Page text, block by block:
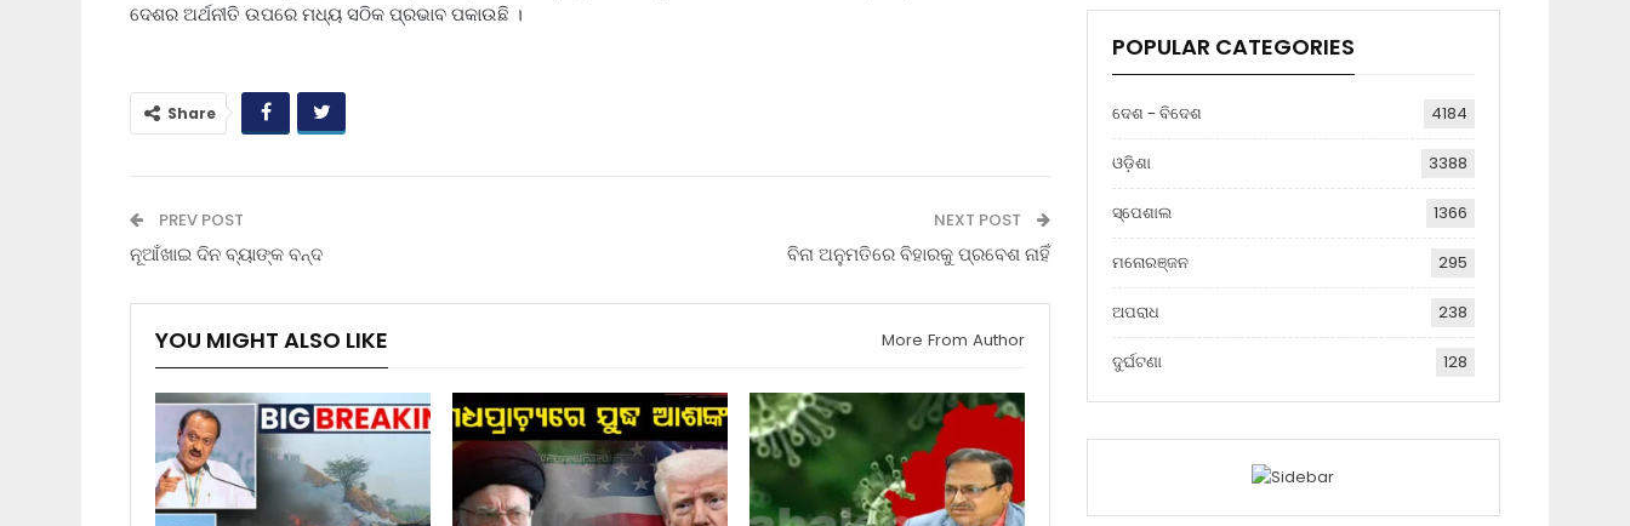
ଦେଶର ଅର୍ଥନୀତି ଉପରେ ମଧ୍ୟ ସଠିକ ପ୍ରଭାବ ପକାଉଛି ।
Share
PREV POST
ନୂଆଁଖାଇ ଦିନ ବ୍ୟାଙ୍କ ବନ୍ଦ
NEXT POST
ବିନା ଅନୁମତିରେ ବିହାରକୁ ପ୍ରବେଶ ନାହିଁ
YOU MIGHT ALSO LIKE More From Author
POPULAR CATEGORIES
ଦେଶ - ବିଦେଶ 4184
ଓଡ଼ିଶା 3388
ସ୍ପେଶାଲ 1366
ମନୋରଞ୍ଜନ 295
ଅପରାଧ 238
ଦୁର୍ଘଟଣା 128